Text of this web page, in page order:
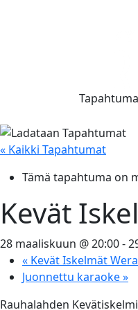
« Kaikki Tapahtumat
Tämä tapahtuma on
Kevät
28 maaliskuun @ 20:00-
« Kevät Iskelmät
Juonnettu karaoke»
Rauhalahden